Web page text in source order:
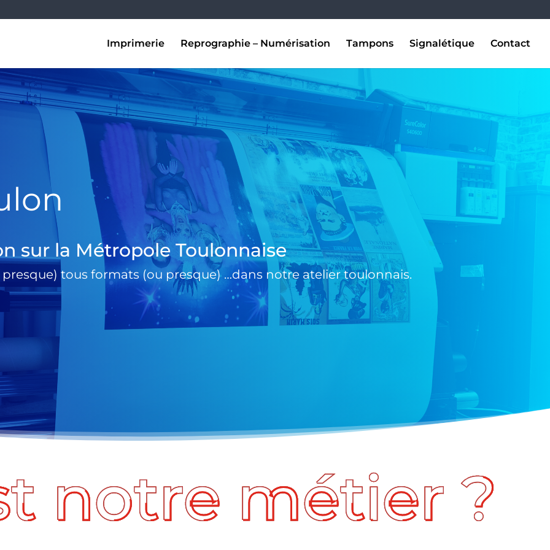
Imprimerie Reprographie – Numérisation Tampons Signalétique Contact
sur la Métropole Toulonnaise
tous formats (ou presque) …dans notre atelier toulonnais.